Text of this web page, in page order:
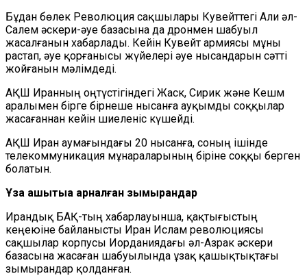
Бұдан бөлек Революция сақшылары Кувейттегі Али әл-
Салем әскери-әуе базасына да дронмен шабуыл
жасалғанын хабарлады. Кейін Кувейт армиясы мұны
растап, әуе қорғанысы жүйелері әуе нысандарын сәтті
жойғанын мәлімдеді.
АҚШ Иранның оңтүстігіндегі Жаск, Сирик және Кешм
аралымен бірге бірнеше нысанға ауқымды соққылар
жасағаннан кейін шиеленіс күшейді.
АҚШ Иран аумағындағы 20 нысанға, соның ішінде
телекоммуникация мұнараларының біріне соққы берген
болатын.
Ұзақ қашықтыққа арналған зымырандар
Ирандық БАҚ-тың хабарлауынша, қақтығыстың
кеңеюіне байланысты Иран Ислам революциясы
сақшылар корпусы Иорданиядағы әл-Азрак әскери
базасына жасаған шабуылында ұзақ қашықтықтағы
зымырандар қолданған.